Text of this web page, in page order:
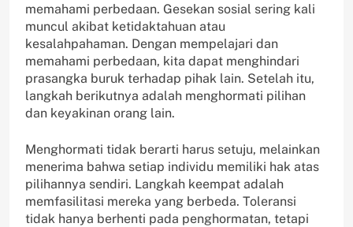
memahami perbedaan. Gesekan sosial sering kali
muncul akibat ketidaktahuan atau
kesalahpahaman. Dengan mempelajari dan
memahami perbedaan, kita dapat menghindari
prasangka buruk terhadap pihak lain. Setelah itu,
langkah berikutnya adalah menghormati pilihan
dan keyakinan orang lain.
Menghormati tidak berarti harus setuju, melainkan
menerima bahwa setiap individu memiliki hak atas
pilihannya sendiri. Langkah keempat adalah
memfasilitasi mereka yang berbeda. Toleransi
tidak hanya berhenti pada penghormatan, tetapi